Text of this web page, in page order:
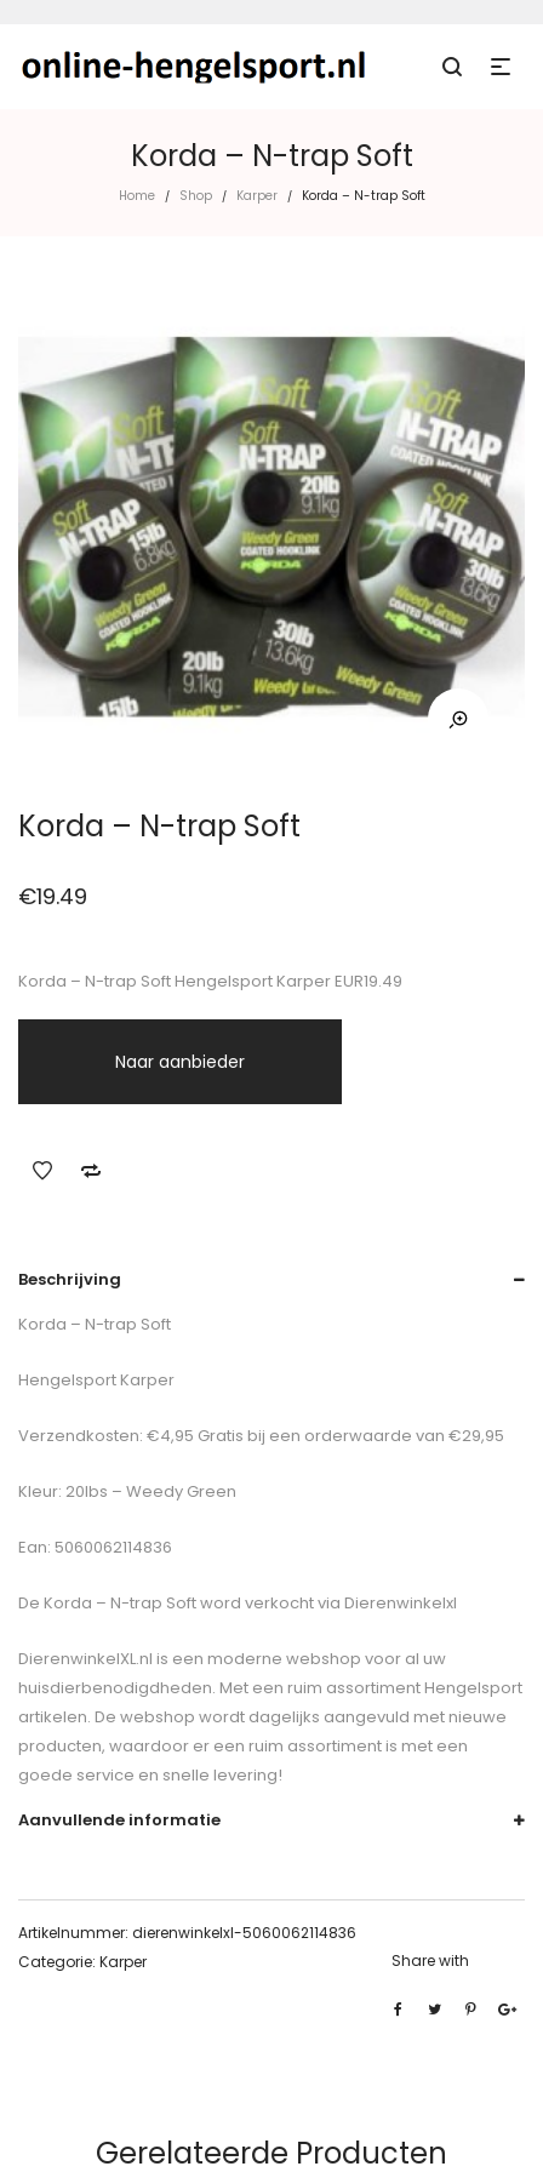
Korda – N-trap Soft
Home / Shop / Karper / Korda – N-trap Soft
Korda – N-trap Soft
€19.49
Korda – N-trap Soft Hengelsport Karper EUR19.49
Naar aanbieder
Beschrijving
Korda – N-trap Soft
Hengelsport Karper
Verzendkosten: €4,95 Gratis bij een orderwaarde van €29,95
Kleur: 20lbs – Weedy Green
Ean: 5060062114836
De Korda – N-trap Softword verkocht via Dierenwinkelxl
DierenwinkelXL.nl is een moderne webshop voor al uw
huisdierbenodigdheden. Met een ruim assortiment Hengelsport
artikelen. De webshop wordt dagelijks aangevuld met nieuwe
producten, waardoor er een ruim assortiment is met een
goede service en snelle levering!
Aanvullende informatie
Artikelnummer: dierenwinkelxl-5060062114836
Categorie: Karper Share with
Gerelateerde Producten